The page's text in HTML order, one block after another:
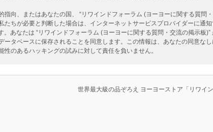
向、またはあなたの国、 “リワインドフォーラム (ヨーヨーに関する質問
ちが必要と判断した場合は、インターネットサービスプロバイダーに通
あなたは “リワインドフォーラム (ヨーヨーに関する質問・交流の掲示板
タベースに保存されることを同意します。この情報は、あなたの同意な
のあるハッキングの試みに対して責任を負いません。
世界最大級の品ぞろえ ヨーヨーストア「リワイン